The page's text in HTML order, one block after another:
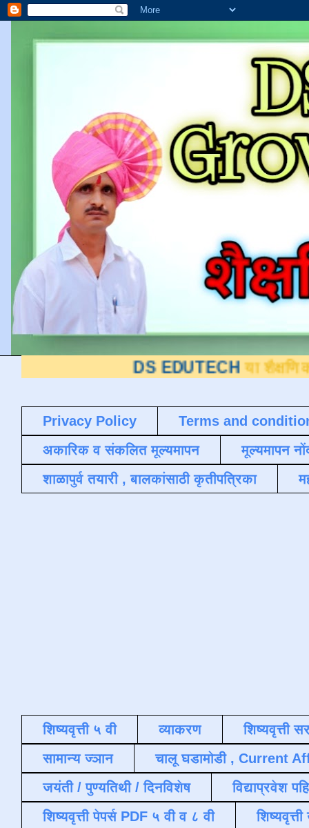
DS EDUTECH या शैक्षणिक ब्लॉगवर
Privacy Policy
Terms and
अकारिक व संकलित मूल्यमापन
मूल्यमापन
शाळापुर्व तयारी , बालकांसाठी कृतीपत्रिका
शिष्यवृत्ती ५ वी व्याकरण
शिष्यवृत्ती
सामान्य ज्ञान
चालू घडामोडी , Current
जयंती / पुण्यतिथी / दिनविशेष
विद्याप्रवेश
शिष्यवृत्ती पेपर्स PDF ५ वी व ८ वी